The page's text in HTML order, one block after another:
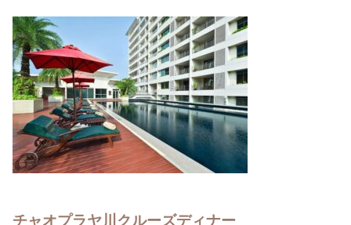
チャオプラヤ川クルーズディナー